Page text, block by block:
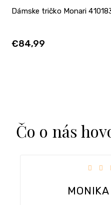
Dámske tričko Monari
€84,99
Čo o nás